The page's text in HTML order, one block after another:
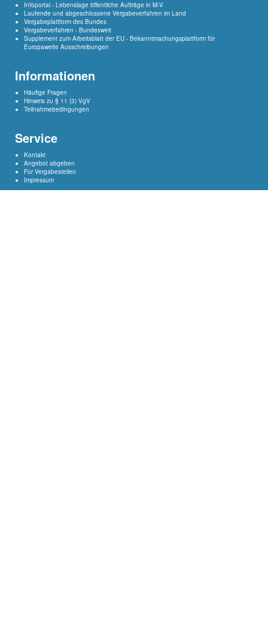
Infoportal - Lebenslage öffentliche Aufträge in M-V
Laufende und abgeschlossene Vergabeverfahren im Land
Vergabeplattform des Bundes
Vergabeverfahren - Bundesweit
Supplement zum Arbeitsblatt der EU - Bekanntmachungsplattform für
Europaweite Ausschreibungen
Informationen
Häufige Fragen
Hinweis zu § 11 (3) VgV
Teilnahmebedingungen
Service
Kontakt
Angebot abgeben
Für Vergabestellen
Impressum